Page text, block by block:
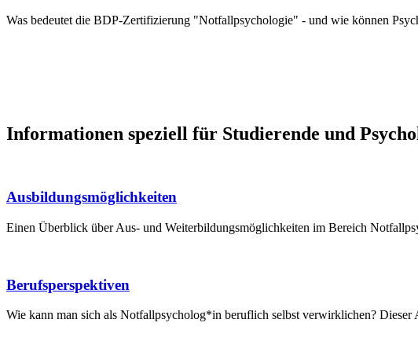
Was bedeutet die BDP-Zertifizierung "Notfallpsychologie" - und wie können
Informationen speziell für Studierende und
Ausbildungsmöglichkeiten
Einen Überblick über Aus- und Weiterbildungsmöglichkeiten im Bereich
Berufsperspektiven
Wie kann man sich als Notfallpsycholog*in beruflich selbst verwirklichen?